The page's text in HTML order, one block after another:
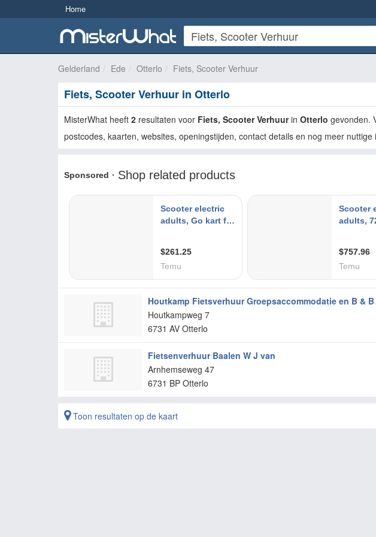
Home
Gelderland Ede Otterlo Fiets, Scooter Verhuur
Fiets, Scooter Verhuur in Otterlo
MisterWhat heeft 2 resultaten voor Fiets, Scooter Verhuurin Otterlo gevonden.
postcodes, kaarten, websites, openingstijden, contact details en nog meer nuttige
Houtkamp Fietsverhuur Groepsaccommodatie en B & B
Houtkampweg 7
6731 AV Otterlo
Fietsenverhuur Baalen W J van
Arnhemseweg 47
6731 BP Otterlo
Toon resultaten op de kaart